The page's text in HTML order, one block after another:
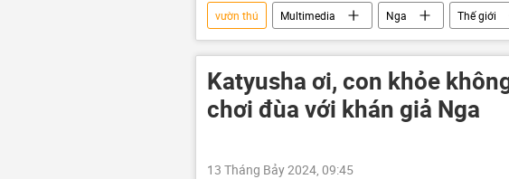
vườn thú Multimedia Nga Thế giới
Video
Katyusha ơi, con khỏe
chơi đùa với khán giả Nga
13 Tháng Bảy 2024, 09:45